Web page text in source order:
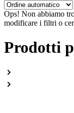
Ops! Non abbiamo
modificare i filtri o
Prodotti